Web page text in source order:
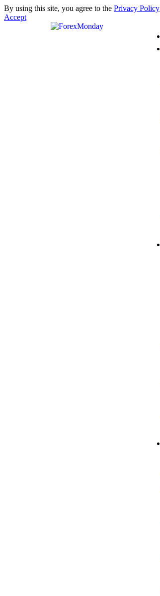
By using this site, you agree to the Privacy Policy
Accept